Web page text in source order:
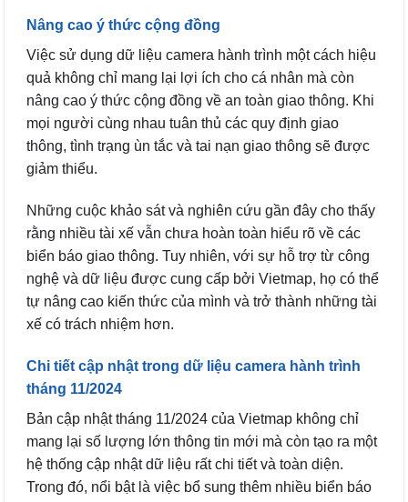
Nâng cao ý thức cộng đồng
Việc sử dụng dữ liệu camera hành trình một cách hiệu
quả không chỉ mang lại lợi ích cho cá nhân mà còn
nâng cao ý thức cộng đồng về an toàn giao thông. Khi
mọi người cùng nhau tuân thủ các quy định giao
thông, tình trạng ùn tắc và tai nạn giao thông sẽ được
giảm thiểu.
Những cuộc khảo sát và nghiên cứu gần đây cho thấy
rằng nhiều tài xế vẫn chưa hoàn toàn hiểu rõ về các
biển báo giao thông. Tuy nhiên, với sự hỗ trợ từ công
nghệ và dữ liệu được cung cấp bởi Vietmap, họ có thể
tự nâng cao kiến thức của mình và trở thành những tài
xế có trách nhiệm hơn.
Chi tiết cập nhật trong dữ liệu camera hành trình
tháng 11/2024
Bản cập nhật tháng 11/2024 của Vietmap không chỉ
mang lại số lượng lớn thông tin mới mà còn tạo ra một
hệ thống cập nhật dữ liệu rất chi tiết và toàn diện.
Trong đó, nổi bật là việc bổ sung thêm nhiều biển báo